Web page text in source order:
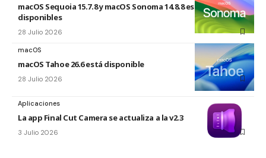
macOS Sequoia 15.7.8 y macOS Sonoma 14.8.8 están
disponibles
28 Julio 2026
macOS
macOS Tahoe 26.6 está disponible
28 Julio 2026
Aplicaciones
La app Final Cut Camera se actualiza a la v2.3
3 Julio 2026